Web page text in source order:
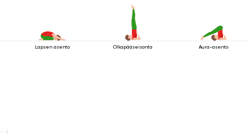
Lapsen asento Olkapääseisonta Aura-asento